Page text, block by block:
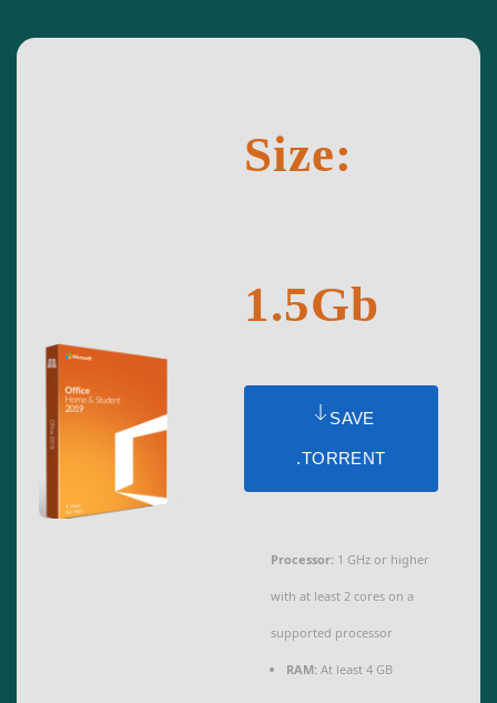
Size:
1.5Gb
SAVE
.TORRENT
Processor: 1 GHz or higher
with at least 2 cores on a
supported processor
RAM: At least 4 GB